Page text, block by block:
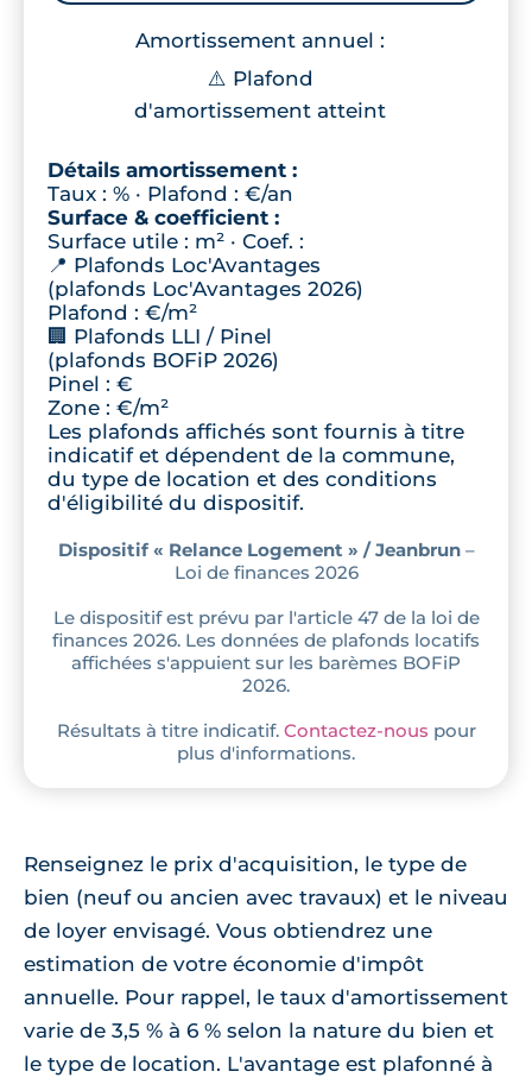
Amortissement annuel :
⚠️ Plafond
d'amortissement atteint
Détails amortissement :
Taux : % · Plafond : €/an
Surface & coefficient :
Surface utile : m² · Coef. :
📍 Plafonds Loc'Avantages
(plafonds Loc'Avantages 2026)
Plafond : €/m²
🏢 Plafonds LLI / Pinel
(plafonds BOFiP 2026)
Pinel : €
Zone : €/m²
Les plafonds affichés sont fournis à titre
indicatif et dépendent de la commune,
du type de location et des conditions
d'éligibilité du dispositif.
Dispositif « Relance Logement » / Jeanbrun–
Loi de finances 2026
Le dispositif est prévu par l'article 47 de la loi de
finances 2026. Les données de plafonds locatifs
affichées s'appuient sur les barèmes BOFiP
2026.
Résultats à titre indicatif. Contactez-nous pour
plus d'informations.
Renseignez le prix d'acquisition, le type de
bien (neuf ou ancien avec travaux) et le niveau
de loyer envisagé. Vous obtiendrez une
estimation de votre économie d'impôt
annuelle. Pour rappel, le taux d'amortissement
varie de 3,5 % à 6 % selon la nature du bien et
le type de location. L'avantage est plafonné à